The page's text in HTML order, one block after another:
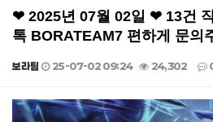
❤ 2025년 07월 02일 ❤ 13건
톡 BORATEAM7 편하게 문의
보라팀 25-07-02 09:24 24,302
본문